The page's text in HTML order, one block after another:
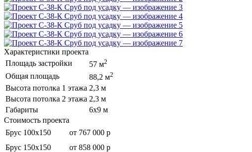
Характеристики проекта
Площадь застройки
57 м2
Общая площадь 88,2 м2
Высота потолка 1 этажа 2,3 м
Высота потолка 2 этажа 2,3 м
Габариты
6х9 м
Стоимость проекта
Брус 100х150
от 767 000 р
Брус 150х150
от 858 000 р